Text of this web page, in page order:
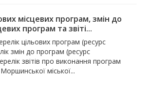
місцевих програм, змін до
програм та звіті...
цільових програм (ресурс
змін до програм (ресурс
звітів про виконання програм
міської...